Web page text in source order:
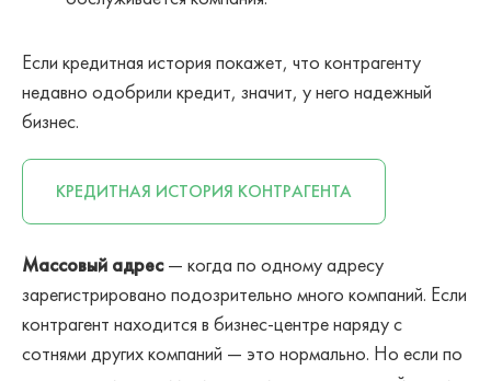
Если кредитная история покажет, что контрагенту
недавно одобрили кредит, значит, у него надежный
бизнес.
КРЕДИТНАЯ ИСТОРИЯ КОНТРАГЕНТА
Массовый адрес— когда по одному адресу
зарегистрировано подозрительно много компаний. Если
контрагент находится в бизнес-центре наряду с
сотнями других компаний — это нормально. Но если по